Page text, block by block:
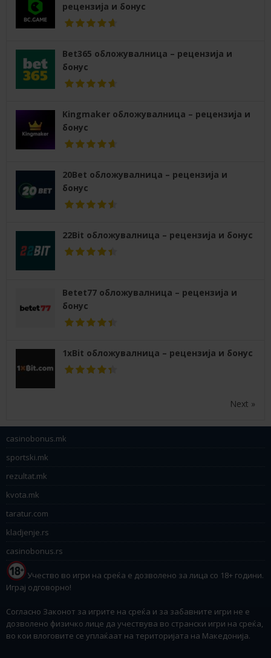
рецензија и бонус
Bet365 обложувалница – рецензија и
бонус
Kingmaker обложувалница – рецензија и
бонус
20Bet обложувалница – рецензија и
бонус
22Bit обложувалница – рецензија и бонус
Betet77 обложувалница – рецензија и
бонус
1xBit обложувалница – рецензија и бонус
Next »
casinobonus.mk
sportski.mk
rezultat.mk
kvota.mk
taratur.com
kladjenje.rs
casinobonus.rs
Учество во игри на среќа е дозволено за лица со 18+ години.
Играј одговорно!
Согласно Законот за игрите на среќа и за забавните игри не е
дозволено физичко лице да учествува во странски игри на среќа,
во кои влоговите се уплаќаат на територијата на Македонија.